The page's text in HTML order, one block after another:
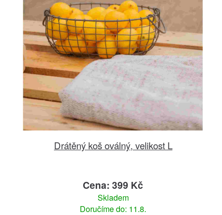
Drátěný koš oválný, velikost L
Cena: 399 Kč
Skladem
Doručíme do: 11.8.